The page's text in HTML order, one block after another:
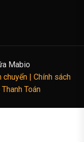
Mabio
chuyển | Chính sách
Toán